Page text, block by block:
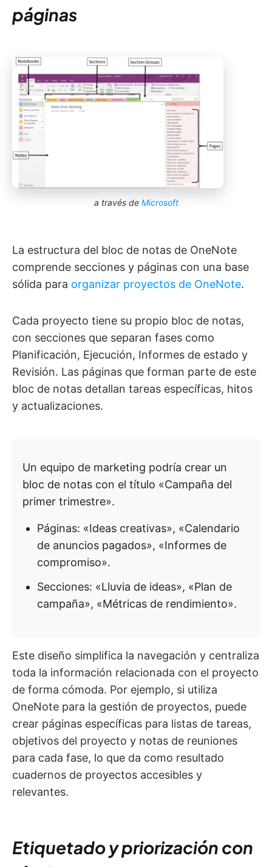
páginas
a través de Microsoft
La estructura del bloc de notas de OneNote
comprende secciones y páginas con una base
sólida para organizar proyectos de OneNote.
Cada proyecto tiene su propio bloc de notas,
con secciones que separan fases como
Planificación, Ejecución, Informes de estado y
Revisión. Las páginas que forman parte de este
bloc de notas detallan tareas específicas, hitos
y actualizaciones.
Un equipo de marketing podría crear un
bloc de notas con el título «Campaña del
primer trimestre».
Páginas: «Ideas creativas», «Calendario
de anuncios pagados», «Informes de
compromiso».
Secciones: «Lluvia de ideas», «Plan de
campaña», «Métricas de rendimiento».
Este diseño simplifica la navegación y centraliza
toda la información relacionada con el proyecto
de forma cómoda. Por ejemplo, si utiliza
OneNote para la gestión de proyectos, puede
crear páginas específicas para listas de tareas,
objetivos del proyecto y notas de reuniones
para cada fase, lo que da como resultado
cuadernos de proyectos accesibles y
relevantes.
Etiquetado y priorización con